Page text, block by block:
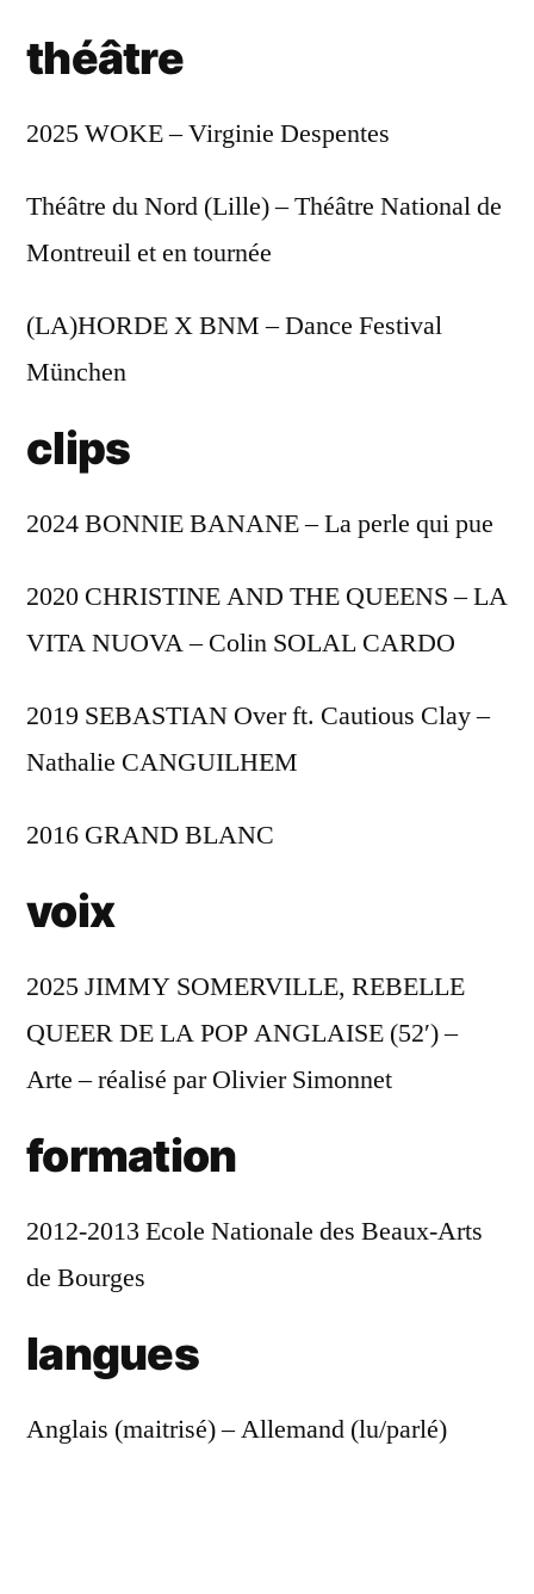
théâtre
2025 WOKE – Virginie Despentes
Théâtre du Nord (Lille) – Théâtre National de
Montreuil et en tournée
(LA)HORDE X BNM – Dance Festival
München
clips
2024 BONNIE BANANE – La perle qui pue
2020 CHRISTINE AND THE QUEENS – LA
VITA NUOVA – Colin SOLAL CARDO
2019 SEBASTIAN Over ft. Cautious Clay –
Nathalie CANGUILHEM
2016 GRAND BLANC
voix
2025 JIMMY SOMERVILLE, REBELLE
QUEER DE LA POP ANGLAISE (52′) –
Arte – réalisé par Olivier Simonnet
formation
2012-2013 Ecole Nationale des Beaux-Arts
de Bourges
langues
Anglais (maitrisé) – Allemand (lu/parlé)